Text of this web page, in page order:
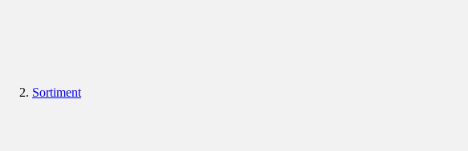
Sortiment